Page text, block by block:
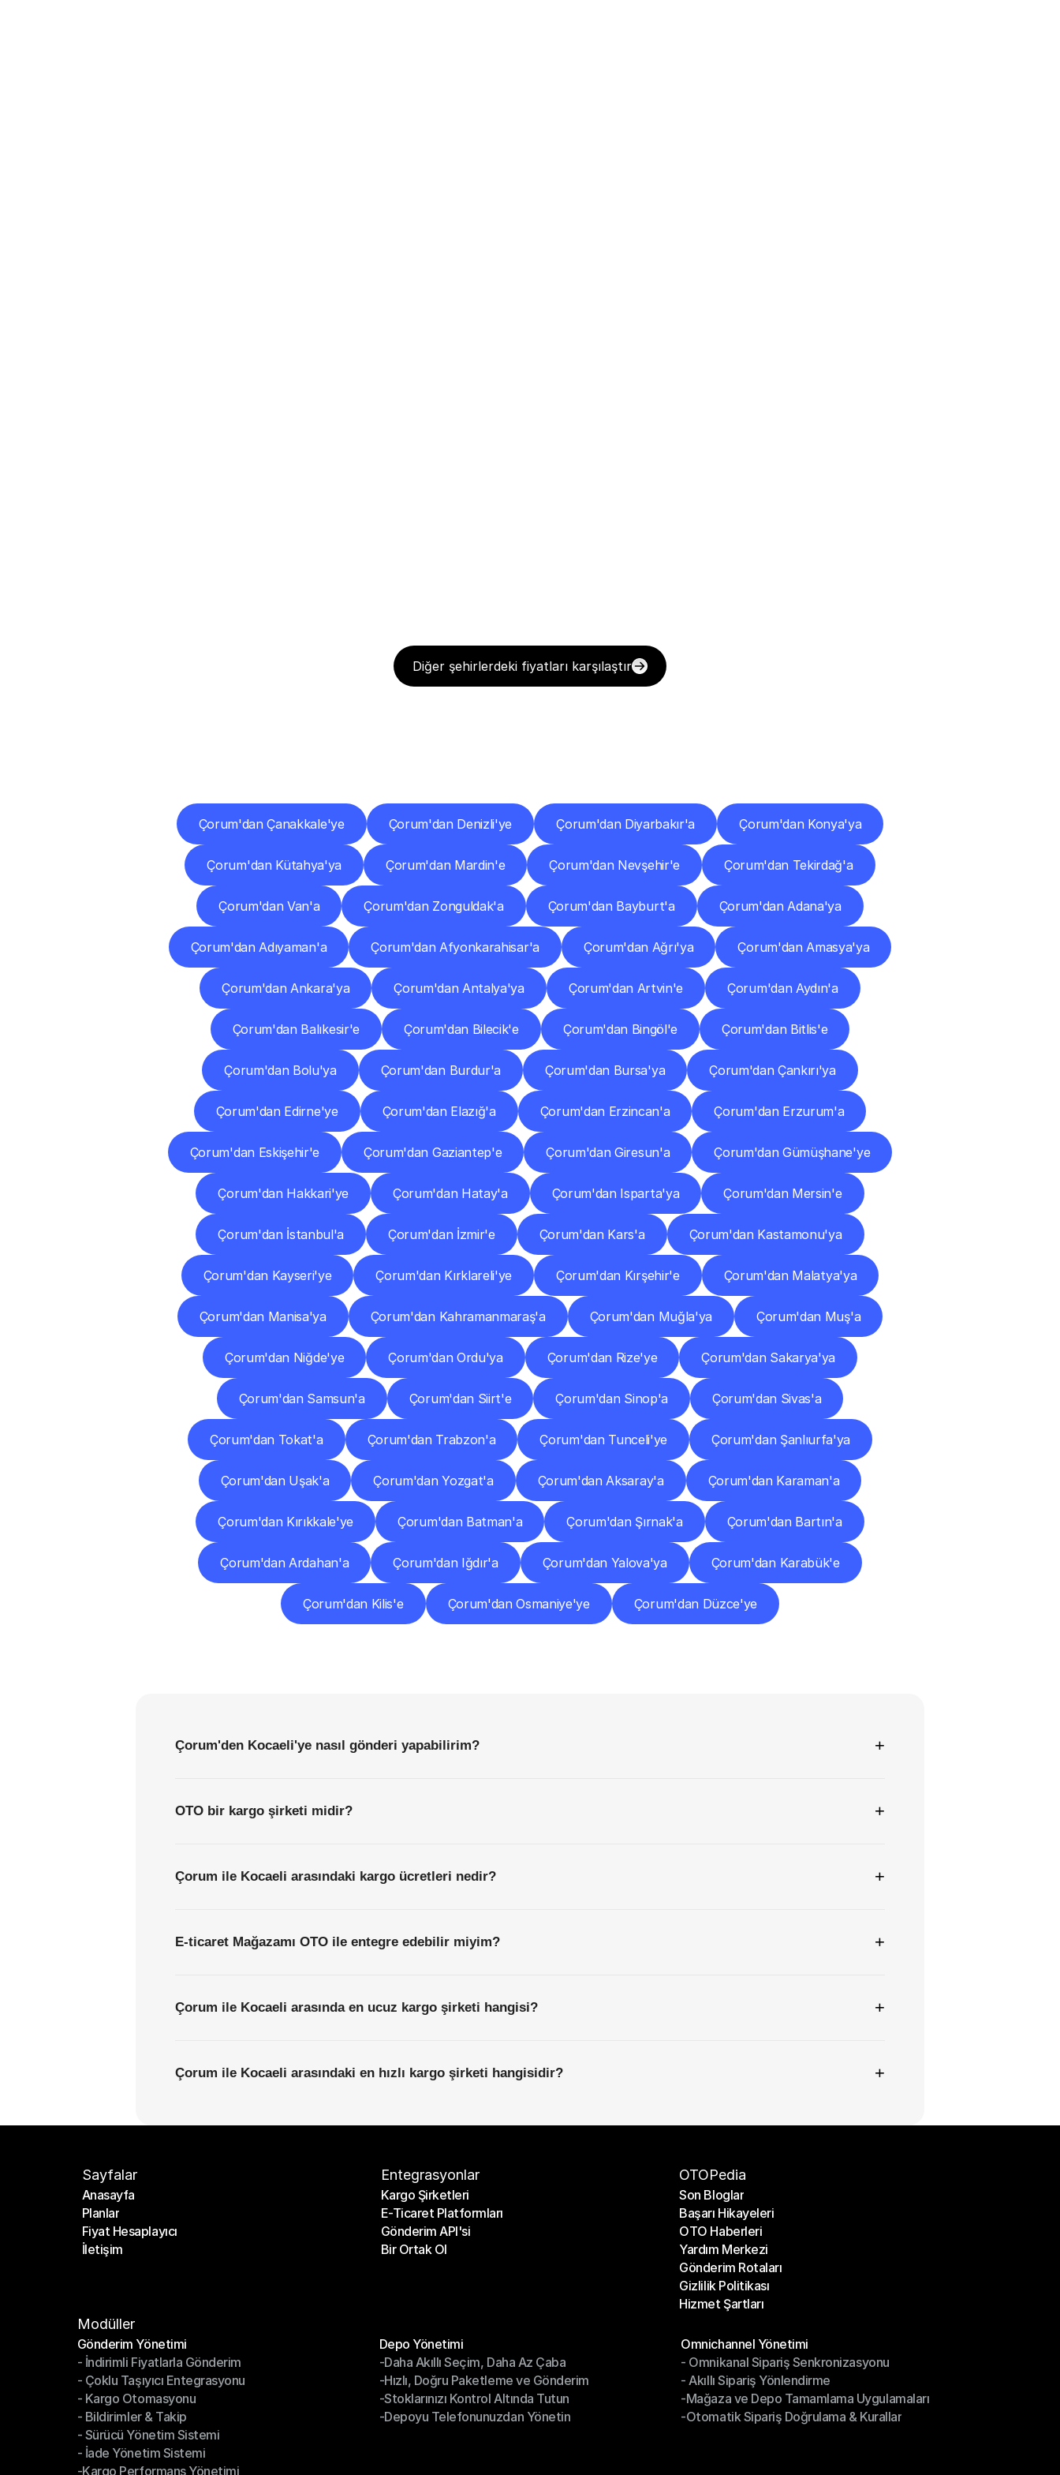
Diğer şehirlerdeki fiyatları karşılaştır
Çorum'dan Çanakkale'ye Çorum'dan Denizli'ye Çorum'dan Diyarbakır'a Çorum'dan Konya'ya
Çorum'dan Kütahya'ya Çorum'dan Mardin'e Çorum'dan Nevşehir'e Çorum'dan Tekirdağ'a
Çorum'dan Van'a Çorum'dan Zonguldak'a Çorum'dan Bayburt'a Çorum'dan Adana'ya
Çorum'dan Adıyaman'a Çorum'dan Afyonkarahisar'a Çorum'dan Ağrı'ya Çorum'dan Amasya'ya
Çorum'dan Ankara'ya Çorum'dan Antalya'ya Çorum'dan Artvin'e Çorum'dan Aydın'a
Çorum'dan Balıkesir'e Çorum'dan Bilecik'e Çorum'dan Bingöl'e Çorum'dan Bitlis'e
Çorum'dan Bolu'ya Çorum'dan Burdur'a Çorum'dan Bursa'ya Çorum'dan Çankırı'ya
Çorum'dan Edirne'ye Çorum'dan Elazığ'a Çorum'dan Erzincan'a Çorum'dan Erzurum'a
Çorum'dan Eskişehir'e Çorum'dan Gaziantep'e Çorum'dan Giresun'a Çorum'dan Gümüşhane'ye
Çorum'dan Hakkari'ye Çorum'dan Hatay'a Çorum'dan Isparta'ya Çorum'dan Mersin'e
Çorum'dan İstanbul'a Çorum'dan İzmir'e Çorum'dan Kars'a Çorum'dan Kastamonu'ya
Çorum'dan Kayseri'ye Çorum'dan Kırklareli'ye Çorum'dan Kırşehir'e Çorum'dan Malatya'ya
Çorum'dan Manisa'ya Çorum'dan Kahramanmaraş'a Çorum'dan Muğla'ya Çorum'dan Muş'a
Çorum'dan Niğde'ye Çorum'dan Ordu'ya Çorum'dan Rize'ye Çorum'dan Sakarya'ya
Çorum'dan Samsun'a Çorum'dan Siirt'e Çorum'dan Sinop'a Çorum'dan Sivas'a
Çorum'dan Tokat'a Çorum'dan Trabzon'a Çorum'dan Tunceli'ye Çorum'dan Şanlıurfa'ya
Çorum'dan Uşak'a Çorum'dan Yozgat'a Çorum'dan Aksaray'a Çorum'dan Karaman'a
Çorum'dan Kırıkkale'ye Çorum'dan Batman'a Çorum'dan Şırnak'a Çorum'dan Bartın'a
Çorum'dan Ardahan'a Çorum'dan Iğdır'a Çorum'dan Yalova'ya Çorum'dan Karabük'e
Çorum'dan Kilis'e Çorum'dan Osmaniye'ye Çorum'dan Düzce'ye
Çorum'den Kocaeli'ye nasıl gönderi yapabilirim? +
OTO bir kargo şirketi midir? +
Çorum ile Kocaeli arasındaki kargo ücretleri nedir? +
E-ticaret Mağazamı OTO ile entegre edebilir miyim? +
Çorum ile Kocaeli arasında en ucuz kargo şirketi hangisi? +
Çorum ile Kocaeli arasındaki en hızlı kargo şirketi hangisidir? +
Sayfalar
Anasayfa
Anasayfa
Planlar
Planlar
Fiyat Hesaplayıcı
Fiyat Hesaplayıcı
İletişim
Entegrasyonlar
Kargo Şirketleri
Kargo Şirketleri
E-Ticaret Platformları
E-Ticaret Platformları
Gönderim API'si
Gönderim API'si
Bir Ortak Ol
OTOPedia
Son Bloglar
Son Bloglar
Başarı Hikayeleri
Başarı Hikayeleri
OTO Haberleri
OTO Haberleri
Yardım Merkezi
Yardım Merkezi
Gönderim Rotaları
Gönderim Rotaları
Gizlilik Politikası
Gizlilik Politikası
Hizmet Şartları
Modüller
Gönderim Yönetimi
Gönderim Yönetimi
- İndirimli Fiyatlarla Gönderim
- İndirimli Fiyatlarla Gönderim
- Çoklu Taşıyıcı Entegrasyonu
- Çoklu Taşıyıcı Entegrasyonu
- Kargo Otomasyonu
- Kargo Otomasyonu
- Bildirimler & Takip
- Bildirimler & Takip
- Sürücü Yönetim Sistemi
- Sürücü Yönetim Sistemi
- İade Yönetim Sistemi
- İade Yönetim Sistemi
-Kargo Performans Yönetimi
Depo Yönetimi
Depo Yönetimi
-Daha Akıllı Seçim, Daha Az Çaba
-Daha Akıllı Seçim, Daha Az Çaba
-Hızlı, Doğru Paketleme ve Gönderim
-Hızlı, Doğru Paketleme ve Gönderim
-Stoklarınızı Kontrol Altında Tutun
-Stoklarınızı Kontrol Altında Tutun
-Depoyu Telefonunuzdan Yönetin
Omnichannel Yönetimi
Omnichannel Yönetimi
- Omnikanal Sipariş Senkronizasyonu
- Omnikanal Sipariş Senkronizasyonu
- Akıllı Sipariş Yönlendirme
- Akıllı Sipariş Yönlendirme
-Mağaza ve Depo Tamamlama Uygulamaları
-Mağaza ve Depo Tamamlama Uygulamaları
-Otomatik Sipariş Doğrulama & Kurallar